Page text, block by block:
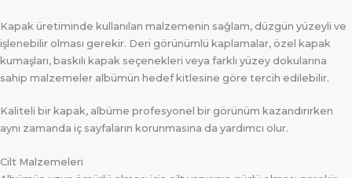
Kapak üretiminde kullanılan malzemenin sağlam, düzgün yüzeyli ve
işlenebilir olması gerekir. Deri görünümlü kaplamalar, özel kapak
kumaşları, baskılı kapak seçenekleri veya farklı yüzey dokularına
sahip malzemeler albümün hedef kitlesine göre tercih edilebilir.
Kaliteli bir kapak, albüme profesyonel bir görünüm kazandırırken
aynı zamanda iç sayfaların korunmasına da yardımcı olur.
Cilt Malzemeleri